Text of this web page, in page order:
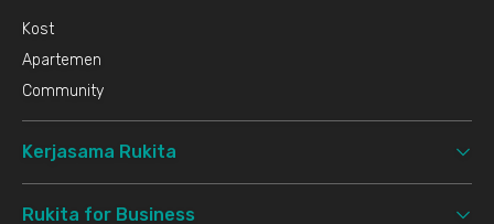
Kost
Apartemen
Community
Kerjasama Rukita
Rukita for Business